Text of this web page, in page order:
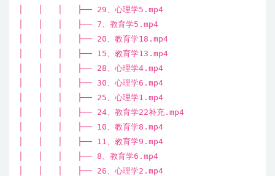
│ │ │ ├── 29、心理学5.mp4
│ │ │ ├── 7、教育学5.mp4
│ │ │ ├── 20、教育学18.mp4
│ │ │ ├── 15、教育学13.mp4
│ │ │ ├── 28、心理学4.mp4
│ │ │ ├── 30、心理学6.mp4
│ │ │ ├── 25、心理学1.mp4
│ │ │ ├── 24、教育学22补充.mp4
│ │ │ ├── 10、教育学8.mp4
│ │ │ ├── 11、教育学9.mp4
│ │ │ ├── 8、教育学6.mp4
│ │ │ ├── 26、心理学2.mp4